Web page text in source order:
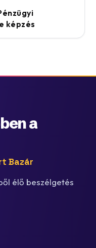
képzés
a
Bazár
élő beszélgetés